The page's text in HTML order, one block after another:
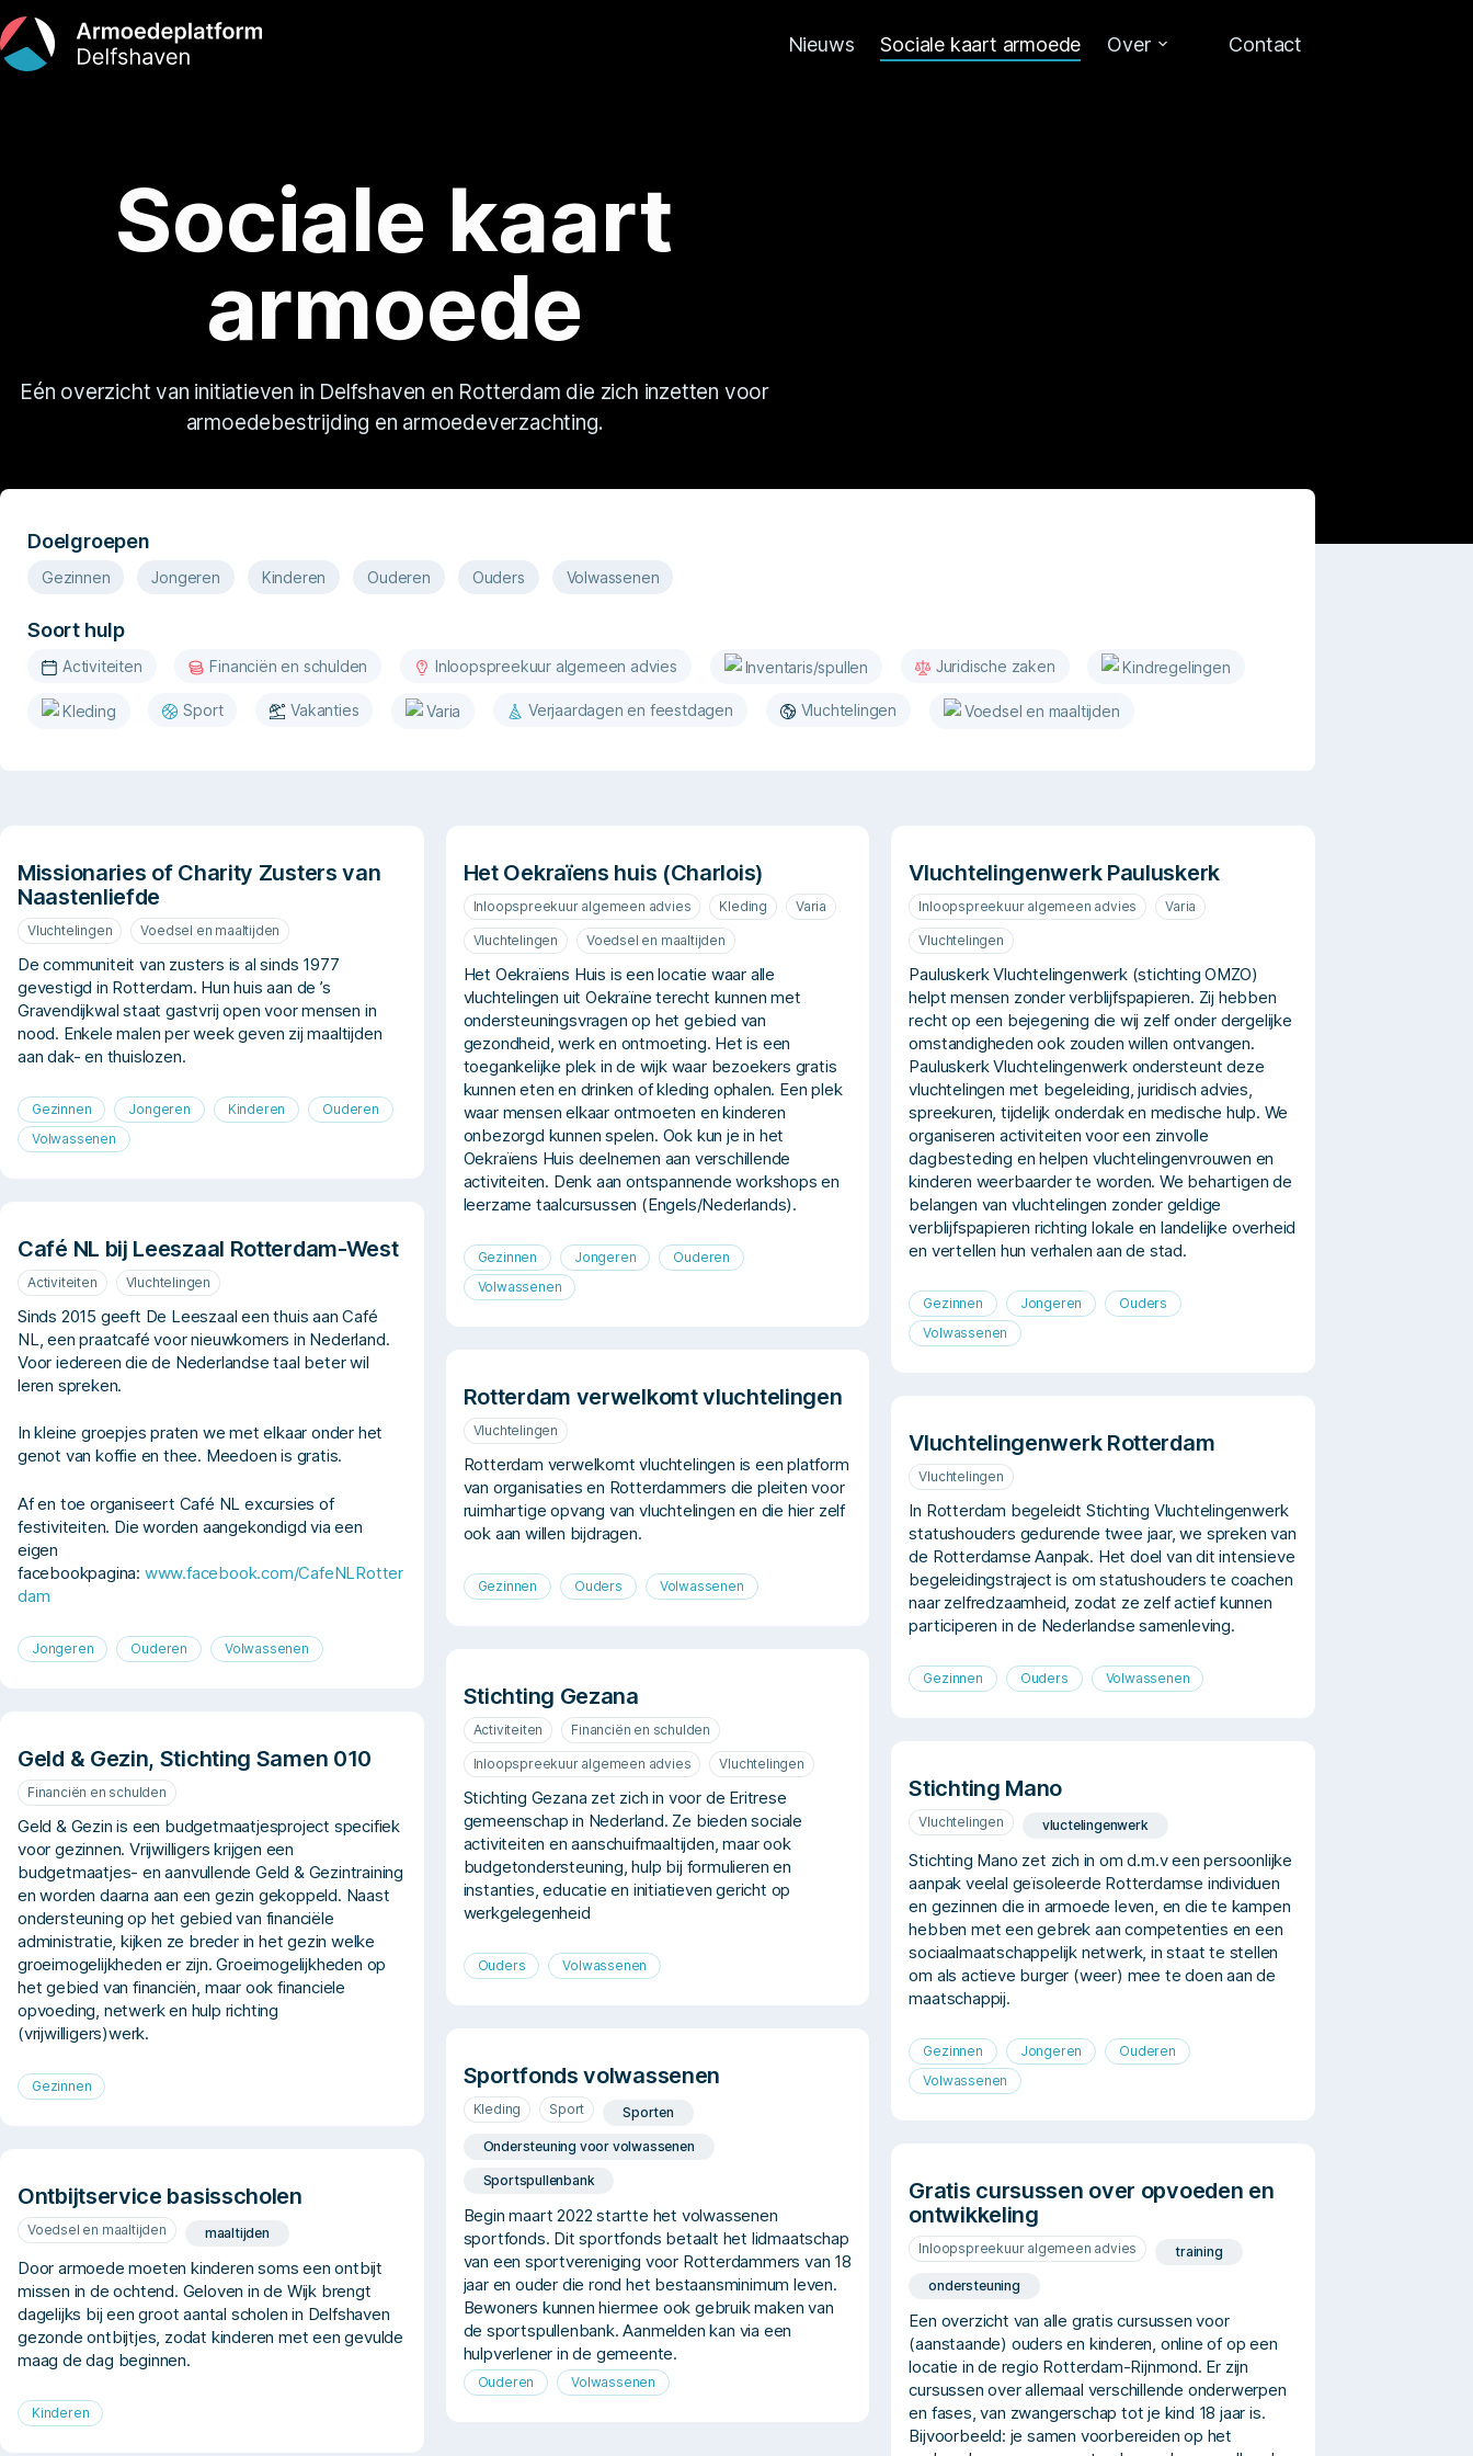
Nieuws Sociale kaart armoede Over Contact
Sociale kaart
armoede
Eén overzicht van initiatieven in Delfshaven en Rotterdam die zich inzetten voor
armoedebestrijding en armoedeverzachting.
Doelgroepen
Gezinnen Jongeren Kinderen Ouderen Ouders Volwassenen
Soort hulp
Activiteiten Financiën en schulden Inloopspreekuur algemeen advies Inventaris/spullen Juridische zaken Kindregelingen
Kleding Sport Vakanties Varia Verjaardagen en feestdagen Vluchtelingen Voedsel en maaltijden
Missionaries of Charity Zusters van
Naastenliefde
Vluchtelingen Voedsel en maaltijden
De communiteit van zusters is al sinds 1977
gevestigd in Rotterdam. Hun huis aan de ’s
Gravendijkwal staat gastvrij open voor mensen in
nood. Enkele malen per week geven zij maaltijden
aan dak- en thuislozen.
Gezinnen Jongeren Kinderen
Ouderen
Volwassenen
Het Oekraïens huis (Charlois)
Inloopspreekuur algemeen advies Kleding Varia
Vluchtelingen Voedsel en maaltijden
Het Oekraïens Huis is een locatie waar alle
vluchtelingen uit Oekraïne terecht kunnen met
ondersteuningsvragen op het gebied van
gezondheid, werk en ontmoeting. Het is een
toegankelijke plek in de wijk waar bezoekers gratis
kunnen eten en drinken of kleding ophalen. Een plek
waar mensen elkaar ontmoeten en kinderen
onbezorgd kunnen spelen. Ook kun je in het
Oekraïens Huis deelnemen aan verschillende
activiteiten. Denk aan ontspannende workshops en
leerzame taalcursussen (Engels/Nederlands).
Gezinnen Jongeren
Ouderen
Volwassenen
Vluchtelingenwerk Pauluskerk
Inloopspreekuur algemeen advies Varia
Vluchtelingen
Pauluskerk Vluchtelingenwerk (stichting OMZO)
helpt mensen zonder verblijfspapieren. Zij hebben
recht op een bejegening die wij zelf onder dergelijke
omstandigheden ook zouden willen ontvangen.
Pauluskerk Vluchtelingenwerk ondersteunt deze
vluchtelingen met begeleiding, juridisch advies,
spreekuren, tijdelijk onderdak en medische hulp. We
organiseren activiteiten voor een zinvolle
dagbesteding en helpen vluchtelingenvrouwen en
kinderen weerbaarder te worden. We behartigen de
belangen van vluchtelingen zonder geldige
verblijfspapieren richting lokale en landelijke overheid
en vertellen hun verhalen aan de stad.
Gezinnen Jongeren
Ouders
Volwassenen
Café NL bij Leeszaal Rotterdam-West
Activiteiten Vluchtelingen
Sinds 2015 geeft De Leeszaal een thuis aan Café
NL, een praatcafé voor nieuwkomers in Nederland.
Voor iedereen die de Nederlandse taal beter wil
leren spreken.
In kleine groepjes praten we met elkaar onder het
genot van koffie en thee. Meedoen is gratis.
Af en toe organiseert Café NL excursies of
festiviteiten. Die worden aangekondigd via een
eigen
facebookpagina: www.facebook.com/CafeNLRotter
dam
Jongeren Ouderen Volwassenen
Rotterdam verwelkomt vluchtelingen
Vluchtelingen
Rotterdam verwelkomt vluchtelingen is een platform
van organisaties en Rotterdammers die pleiten voor
ruimhartige opvang van vluchtelingen en die hier zelf
ook aan willen bijdragen.
Gezinnen Ouders Volwassenen
Vluchtelingenwerk Rotterdam
Vluchtelingen
In Rotterdam begeleidt Stichting Vluchtelingenwerk
statushouders gedurende twee jaar, we spreken van
de Rotterdamse Aanpak. Het doel van dit intensieve
begeleidingstraject is om statushouders te coachen
naar zelfredzaamheid, zodat ze zelf actief kunnen
participeren in de Nederlandse samenleving.
Gezinnen Ouders Volwassenen
Stichting Gezana
Activiteiten Financiën en schulden
Inloopspreekuur algemeen advies Vluchtelingen
Stichting Gezana zet zich in voor de Eritrese
gemeenschap in Nederland. Ze bieden sociale
activiteiten en aanschuifmaaltijden, maar ook
budgetondersteuning, hulp bij formulieren en
instanties, educatie en initiatieven gericht op
werkgelegenheid
Ouders Volwassenen
Geld & Gezin, Stichting Samen 010
Financiën en schulden
Geld & Gezin is een budgetmaatjesproject specifiek
voor gezinnen. Vrijwilligers krijgen een
budgetmaatjes- en aanvullende Geld & Gezintraining
en worden daarna aan een gezin gekoppeld. Naast
ondersteuning op het gebied van financiële
administratie, kijken ze breder in het gezin welke
groeimogelijkheden er zijn. Groeimogelijkheden op
het gebied van financiën, maar ook financiele
opvoeding, netwerk en hulp richting
(vrijwilligers)werk.
Gezinnen
Stichting Mano
Vluchtelingen vluctelingenwerk
Stichting Mano zet zich in om d.m.v een persoonlijke
aanpak veelal geïsoleerde Rotterdamse individuen
en gezinnen die in armoede leven, en die te kampen
hebben met een gebrek aan competenties en een
sociaalmaatschappelijk netwerk, in staat te stellen
om als actieve burger (weer) mee te doen aan de
maatschappij.
Gezinnen Jongeren
Ouderen
Volwassenen
Sportfonds volwassenen
Kleding Sport Sporten
Ondersteuning voor volwassenen
Sportspullenbank
Begin maart 2022 startte het volwassenen
sportfonds. Dit sportfonds betaalt het lidmaatschap
van een sportvereniging voor Rotterdammers van 18
jaar en ouder die rond het bestaansminimum leven.
Bewoners kunnen hiermee ook gebruik maken van
de sportspullenbank. Aanmelden kan via een
hulpverlener in de gemeente.
Ouderen Volwassenen
Gratis cursussen over opvoeden en
ontwikkeling
Inloopspreekuur algemeen advies training
ondersteuning
Een overzicht van alle gratis cursussen voor
(aanstaande) ouders en kinderen, online of op een
locatie in de regio Rotterdam-Rijnmond. Er zijn
cursussen over allemaal verschillende onderwerpen
en fases, van zwangerschap tot je kind 18 jaar is.
Bijvoorbeeld: je samen voorbereiden op het
Ontbijtservice basisscholen
Voedsel en maaltijden maaltijden
Door armoede moeten kinderen soms een ontbijt
missen in de ochtend. Geloven in de Wijk brengt
dagelijks bij een groot aantal scholen in Delfshaven
gezonde ontbijtjes, zodat kinderen met een gevulde
maag de dag beginnen.
Kinderen